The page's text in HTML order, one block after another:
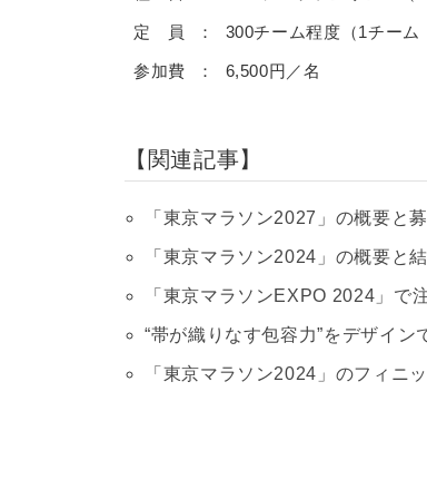
定 員 300チーム程度（1チーム
参加費 6,500円／名
関連記事
「東京マラソン2027」の概要と
「東京マラソン2024」の概要と
「東京マラソンEXPO 2024」で
“帯が織りなす包容力”をデザイ
「東京マラソン2024」のフィニ